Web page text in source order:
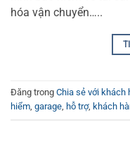
hóa vận chuyển…..
Đăng trong Chia sẻ với khách
hiểm, garage, hỗ trợ, khách